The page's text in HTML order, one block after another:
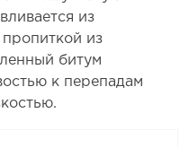
из
пропиткой из
битум
к перепадам